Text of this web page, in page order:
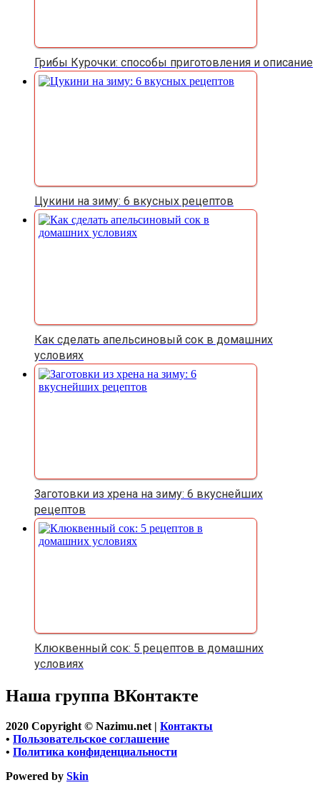
Грибы Курочки: способы приготовления и описание
Цукини на зиму: 6 вкусных рецептов
Как сделать апельсиновый сок в домашних
условиях
Заготовки из хрена на зиму: 6 вкуснейших
рецептов
Клюквенный сок: 5 рецептов в домашних
условиях
Наша группа ВКонтакте
2020 Copyright © Nazimu.net | Контакты
• Пользовательское соглашение
• Политика конфиденциальности
Powered by Skin